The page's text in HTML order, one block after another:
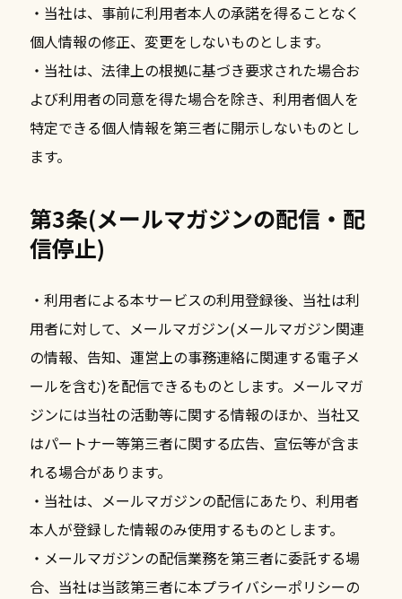
・当社は、事前に利用者本人の承諾を得ることなく
個人情報の修正、変更をしないものとします。
・当社は、法律上の根拠に基づき要求された場合お
よび利用者の同意を得た場合を除き、利用者個人を
特定できる個人情報を第三者に開示しないものとし
ます。
第3条(メールマガジンの配信・配
信停止)
・利用者による本サービスの利用登録後、当社は利
用者に対して、メールマガジン(メールマガジン関連
の情報、告知、運営上の事務連絡に関連する電子メ
ールを含む)を配信できるものとします。メールマガ
ジンには当社の活動等に関する情報のほか、当社又
はパートナー等第三者に関する広告、宣伝等が含ま
れる場合があります。
・当社は、メールマガジンの配信にあたり、利用者
本人が登録した情報のみ使用するものとします。
・メールマガジンの配信業務を第三者に委託する場
合、当社は当該第三者に本プライバシーポリシーの